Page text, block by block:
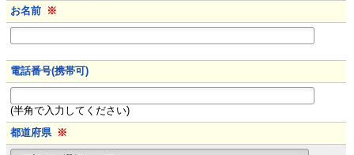
お名前 ※
電話番号(携帯可)
(半角で入力してください)
都道府県 ※